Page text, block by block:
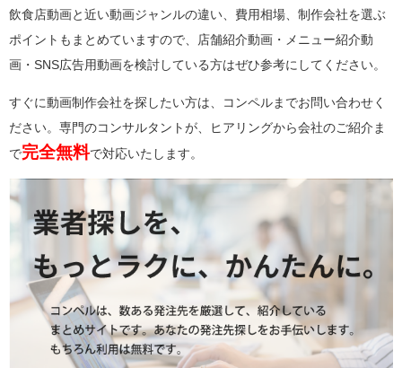
飲食店動画と近い動画ジャンルの違い、費用相場、制作会社を選ぶ
ポイントもまとめていますので、店舗紹介動画・メニュー紹介動
画・SNS広告用動画を検討している方はぜひ参考にしてください。
すぐに動画制作会社を探したい方は、コンペルまでお問い合わせく
ださい。専門のコンサルタントが、ヒアリングから会社のご紹介ま
で完全無料で対応いたします。